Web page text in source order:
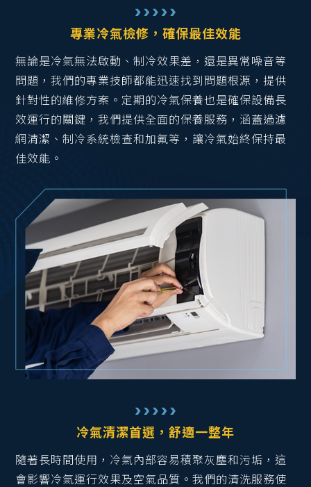
專業冷氣檢修，確保最佳效能
無論是冷氣無法啟動、制冷效果差，還是異常噪音等
問題，我們的專業技師都能迅速找到問題根源，提供
針對性的維修方案。定期的冷氣保養也是確保設備長
效運行的關鍵，我們提供全面的保養服務，涵蓋過濾
網清潔、制冷系統檢查和加氟等，讓冷氣始終保持最
佳效能。
冷氣清潔首選，舒適一整年
隨著長時間使用，冷氣內部容易積聚灰塵和污垢，這
會影響冷氣運行效果及空氣品質。我們的清洗服務使